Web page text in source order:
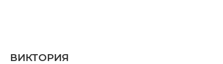
ВИКТОРИЯ